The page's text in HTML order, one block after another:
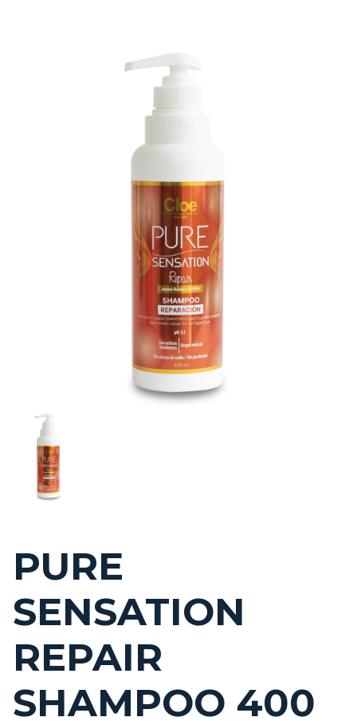
PURE
SENSATION
REPAIR
SHAMPOO 400